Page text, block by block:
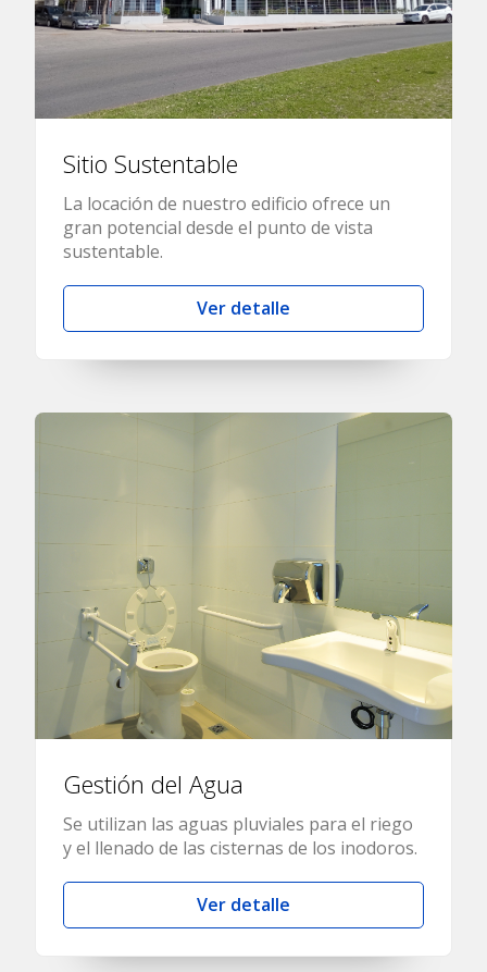
Sitio Sustentable
La locación de nuestro edificio ofrece un
gran potencial desde el punto de vista
sustentable.
Ver detalle
Gestión del Agua
Se utilizan las aguas pluviales para el riego
y el llenado de las cisternas de los inodoros.
Ver detalle